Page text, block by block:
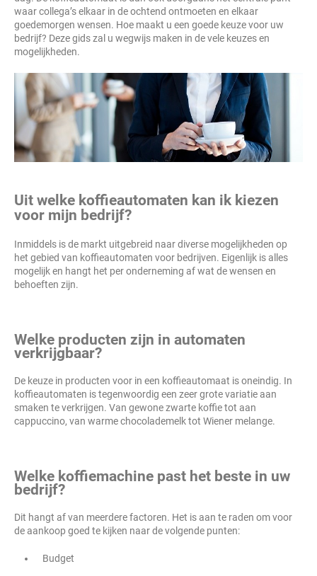
waar collega’s elkaar in de ochtend ontmoeten en elkaar
goedemorgen wensen. Hoe maakt u een goede keuze voor uw
bedrijf? Deze gids zal u wegwijs maken in de vele keuzes en
mogelijkheden.
Uit welke koffieautomaten kan ik kiezen
voor mijn bedrijf?
Inmiddels is de markt uitgebreid naar diverse mogelijkheden op
het gebied van koffieautomaten voor bedrijven. Eigenlijk is alles
mogelijk en hangt het per onderneming af wat de wensen en
behoeften zijn.
Welke producten zijn in automaten
verkrijgbaar?
De keuze in producten voor in een koffieautomaat is oneindig. In
koffieautomaten is tegenwoordig een zeer grote variatie aan
smaken te verkrijgen. Van gewone zwarte koffie tot aan
cappuccino, van warme chocolademelk tot Wiener melange.
Welke koffiemachine past het beste in uw
bedrijf?
Dit hangt af van meerdere factoren. Het is aan te raden om voor
de aankoop goed te kijken naar de volgende punten:
Budget